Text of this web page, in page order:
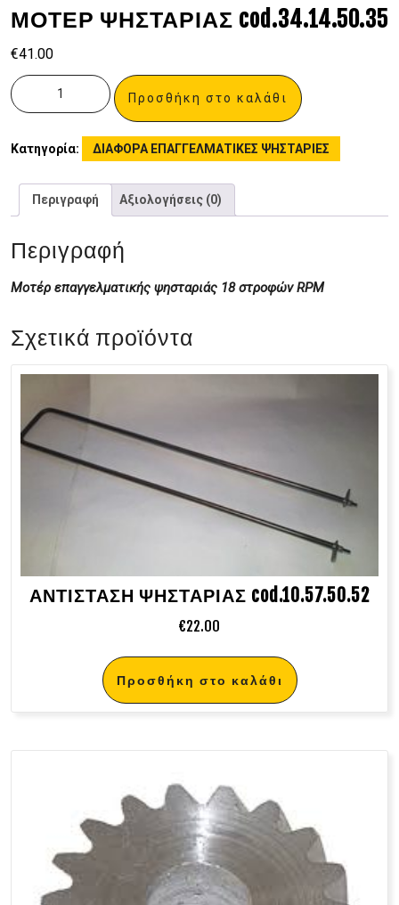
ΜΟΤΕΡ ΨΗΣΤΑΡΙΑΣ cod.34.14.50.35
€41.00
Προσθήκη στο καλάθι
Κατηγορία: ΔΙΑΦΟΡΑ ΕΠΑΓΓΕΛΜΑΤΙΚΕΣ ΨΗΣΤΑΡΙΕΣ
Περιγραφή Αξιολογήσεις (0)
Περιγραφή
Μοτέρ επαγγελματικής ψησταριάς 18 στροφών RPM
Σχετικά προϊόντα
ΑΝΤΙΣΤΑΣΗ ΨΗΣΤΑΡΙΑΣ cod.10.57.50.52
€22.00
Προσθήκη στο καλάθι